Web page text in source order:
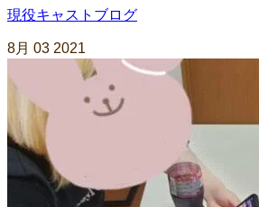
現役キャストブログ
8月 03 2021